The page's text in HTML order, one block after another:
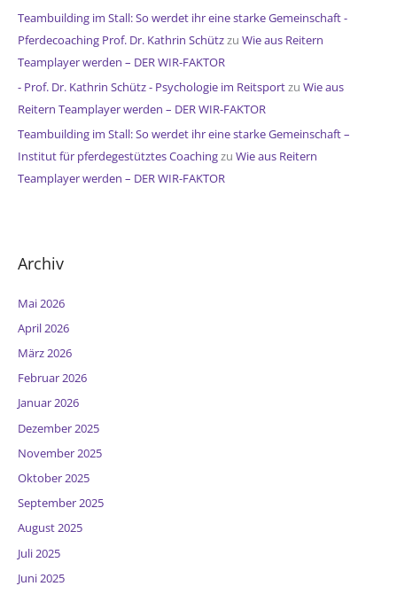
Teambuilding im Stall: So werdet ihr eine starke Gemeinschaft -
Pferdecoaching Prof. Dr. Kathrin Schützzu Wie aus Reitern
Teamplayer werden – DER WIR-FAKTOR
- Prof. Dr. Kathrin Schütz - Psychologie im Reitsportzu Wie aus
Reitern Teamplayer werden – DER WIR-FAKTOR
Teambuilding im Stall: So werdet ihr eine starke Gemeinschaft –
Institut für pferdegestütztes Coachingzu Wie aus Reitern
Teamplayer werden – DER WIR-FAKTOR
Archiv
Mai 2026
April 2026
März 2026
Februar 2026
Januar 2026
Dezember 2025
November 2025
Oktober 2025
September 2025
August 2025
Juli 2025
Juni 2025